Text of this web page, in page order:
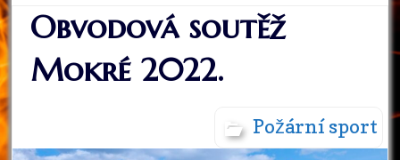
Obvodová soutěž
Mokré 2022.
Požární sport